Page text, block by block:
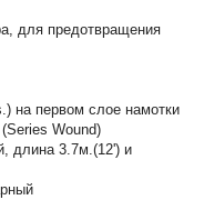
для предотвращения
на первом слое намотки
Wound)
длина 3.7м.(12') и